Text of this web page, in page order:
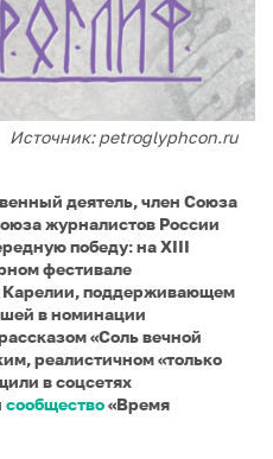
Источник: petroglyphcon.ru
деятель, член Союза
журналистов России
победу: на XIII
фестивале
Карелии, поддерживающем
в номинации
«Соль вечной
реалистичном «только
в соцсетях
сообщество«Время